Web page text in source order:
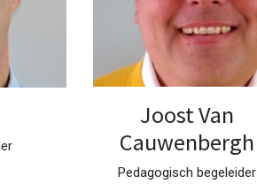
Joost Van
Cauwenbergh
Pedagogisch begeleider